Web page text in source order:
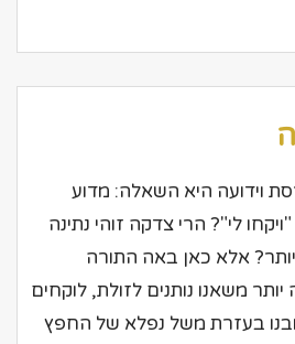
וידועה היא השאלה: מדוע
לי"? הרי צדקה זוהי נתינה
יותר? אלא כאן באה התורה
משאנו נותנים לזולת, לוקחים
בעזרת משל נפלא של החפץ